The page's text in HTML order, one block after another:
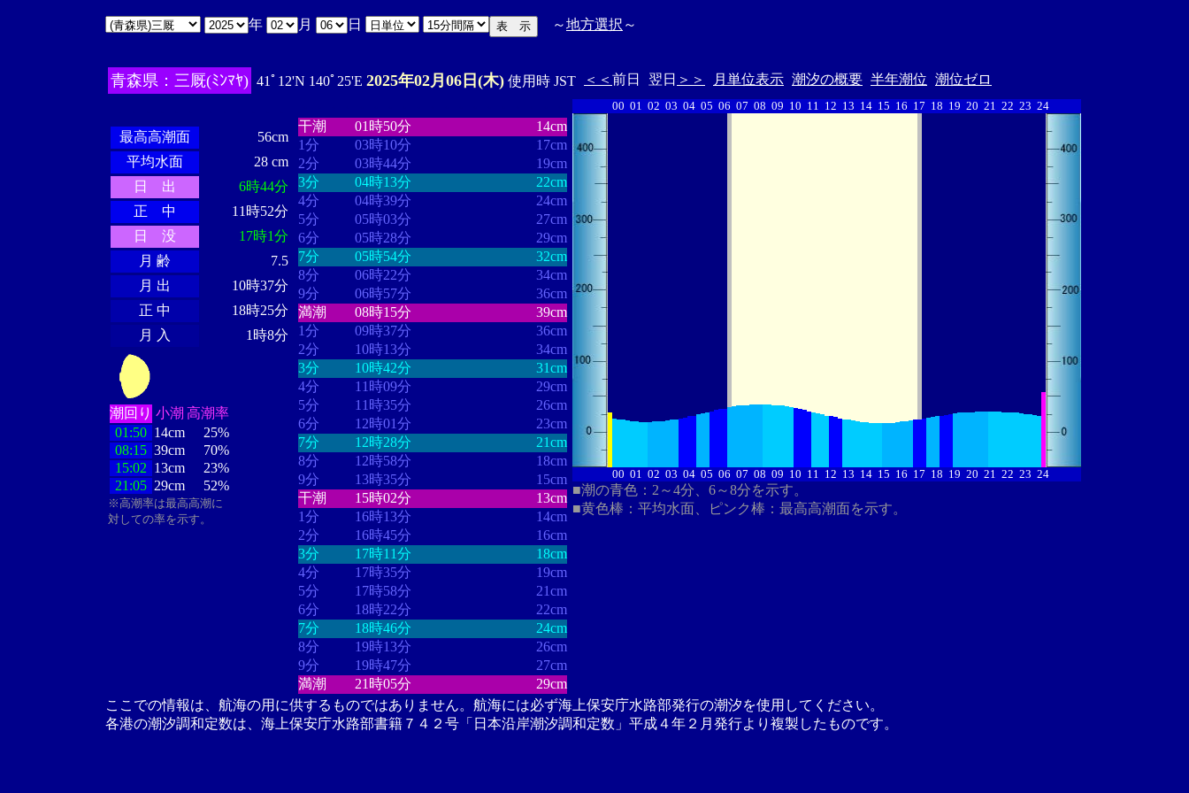
年 月 日 ～地方選択 ～
青森県：三厩(ﾐﾝﾏﾔ) 41ﾟ12'N 140ﾟ25'E 2025年02月06日(木) 使用時 JST ＜＜ 前日 翌日 ＞＞ 月単位表示 潮汐の概要 半年潮位 潮位ゼロ
最高高潮面
56cm
平均水面
28 cm
日 出
6時44分
正 中
11時52分
日 没
17時1分
月 齢
7.5
月 出
10時37分
正 中
18時25分
月 入
1時8分
潮回り 小潮 高潮率
01:50 14cm
25%
08:15 39cm
70%
15:02 13cm
23%
21:05 29cm 52%
※高潮率は最高高潮に
対しての率を示す。
干潮
01時50分
14cm
1分
03時10分
17cm
2分
03時44分
19cm
3分
04時13分
22cm
4分
04時39分
24cm
5分
05時03分
27cm
6分
05時28分
29cm
7分
05時54分
32cm
8分
06時22分
34cm
9分
06時57分
36cm
満潮
08時15分
39cm
1分
09時37分
36cm
2分
10時13分
34cm
3分
10時42分
31cm
4分
11時09分
29cm
5分
11時35分
26cm
6分
12時01分
23cm
7分
12時28分
21cm
8分
12時58分
18cm
9分
13時35分
15cm
干潮
15時02分
13cm
1分
16時13分
14cm
2分
16時45分
16cm
3分
17時11分
18cm
4分
17時35分
19cm
5分
17時58分
21cm
6分
18時22分
22cm
7分
18時46分
24cm
8分
19時13分
26cm
9分
19時47分
27cm
満潮
21時05分 29cm
00 01 02 03 04 05 06 07 08 09 10 11 12 13 14 15 16 17 18 19 20 21 22 23 24
00 01 02 03 04 05 06 07 08 09 10 11 12 13 14 15 16 17 18 19 20 21 22 23 24
■潮の青色：2～4分、6～8分を示す。
■黄色棒：平均水面、ピンク棒：最高高潮面を示す。
ここでの情報は、航海の用に供するものではありません。航海には必ず海上保安庁水路部発行の潮汐を使用してください。
各港の潮汐調和定数は、海上保安庁水路部書籍７４２号「日本沿岸潮汐調和定数」平成４年２月発行より複製したものです。